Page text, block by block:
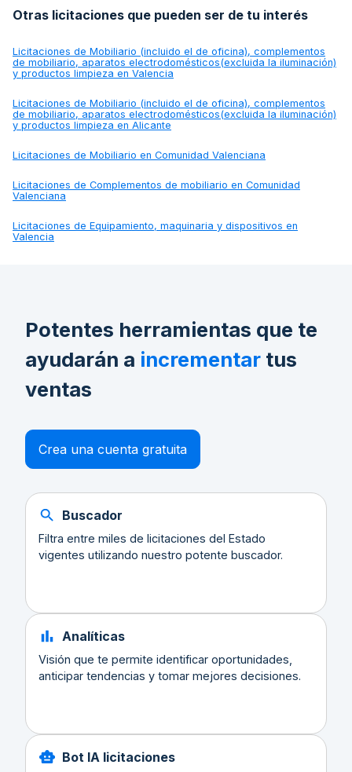
Otras licitaciones que pueden ser de tu interés
Licitaciones de Mobiliario (incluido el de oficina), complementos
de mobiliario, aparatos electrodomésticos(excluida la iluminación)
y productos limpieza en Valencia
Licitaciones de Mobiliario (incluido el de oficina), complementos
de mobiliario, aparatos electrodomésticos(excluida la iluminación)
y productos limpieza en Alicante
Licitaciones de Mobiliario en Comunidad Valenciana
Licitaciones de Complementos de mobiliario en Comunidad
Valenciana
Licitaciones de Equipamiento, maquinaria y dispositivos en
Valencia
Potentes herramientas que te
ayudarán a incrementar tus
ventas
Crea una cuenta gratuita
Buscador
Filtra entre miles de licitaciones del Estado
vigentes utilizando nuestro potente buscador.
Analíticas
Visión que te permite identificar oportunidades,
anticipar tendencias y tomar mejores decisiones.
Bot IA licitaciones